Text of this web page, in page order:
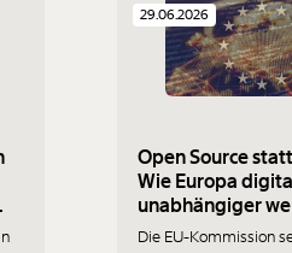
29.06.2026
Open Source
Wie Europa
unabhängiger
Die EU-Kommission